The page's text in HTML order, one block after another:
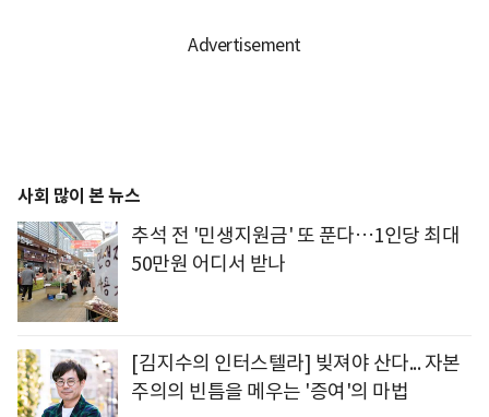
사회 많이 본 뉴스
추석 전 '민생지원금' 또 푼다…1인당 최대
50만원 어디서 받나
[김지수의 인터스텔라] 빚져야 산다... 자본
주의의 빈틈을 메우는 '증여'의 마법